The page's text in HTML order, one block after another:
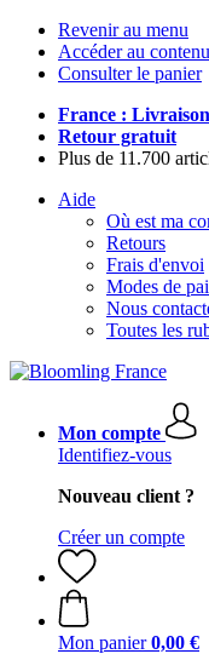
Revenir au menu
Accéder au contenu
Consulter le panier
France :
Retour gratuit
Plus de 11.700
Aide
Où est ma
Retours
Frais d'envoi
Modes de
Nous
Toutes les
Mon compte
Identifiez-vous
Nouveau client ?
Créer un compte
Mon panier 0,00 €